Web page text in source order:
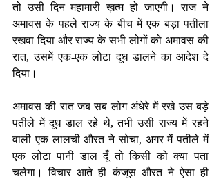
तो उसी दिन महामारी ख़त्म हो जाएगी। राज ने
अमावस के पहले राज्य के बीच में एक बड़ा पतीला
रखवा दिया और राज्य के सभी लोगों को अमावस की
रात, उसमें एक-एक लोटा दूध डालने का आदेश दे
दिया।
अमावस की रात जब सब लोग अंधेरे में रखे उस बड़े
पतीले में दूध डाल रहे थे, तभी उसी राज्य में रहने
वाली एक लालची औरत ने सोचा, अगर में पतीले में
एक लोटा पानी डाल दूँ तो किसी को क्या पता
चलेगा। विचार आते ही कंजूस औरत ने ऐसा ही